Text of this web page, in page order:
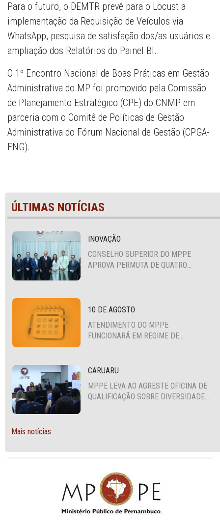
Para o futuro, o DEMTR prevê para o Locust a
implementação da Requisição de Veículos via
WhatsApp, pesquisa de satisfação dos/as usuários e
ampliação dos Relatórios do Painel BI.
O 1º Encontro Nacional de Boas Práticas em Gestão
Administrativa do MP foi promovido pela Comissão
de Planejamento Estratégico (CPE) do CNMP em
parceria com o Comitê de Políticas de Gestão
Administrativa do Fórum Nacional de Gestão (CPGA-
FNG).
ÚLTIMAS NOTÍCIAS
INOVAÇÃO
CONSELHO SUPERIOR DO MPPE
APROVA PERMUTA DE QUATRO
10 DE AGOSTO
ATENDIMENTO DO MPPE
FUNCIONARÁ EM REGIME DE
CARUARU
MPPE LEVA AO AGRESTE OFICINA DE
QUALIFICAÇÃO SOBRE DIVERSIDADE
Mais notícias